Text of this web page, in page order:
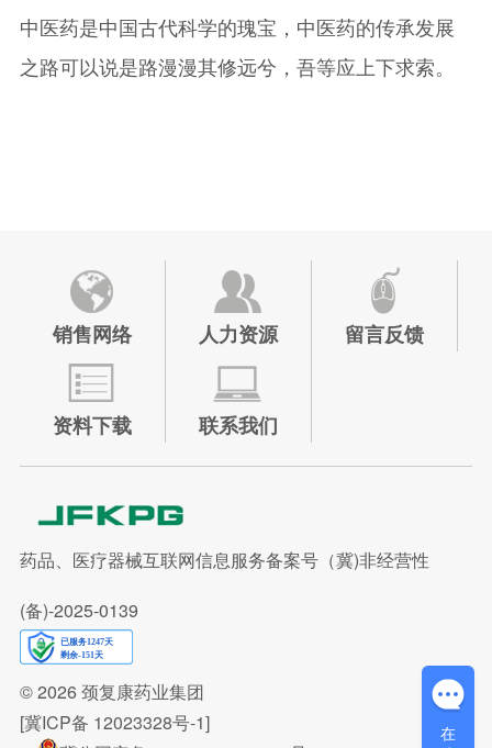
中医药是中国古代科学的瑰宝，中医药的传承发展
之路可以说是路漫漫其修远兮，吾等应上下求索。
销售网络 人力资源 留言反馈
资料下载 联系我们
药品、医疗器械互联网信息服务备案号（冀)非经营性
(备)-2025-0139
© 2026颈复康药业集团
[冀ICP备 12023328号-1]
在